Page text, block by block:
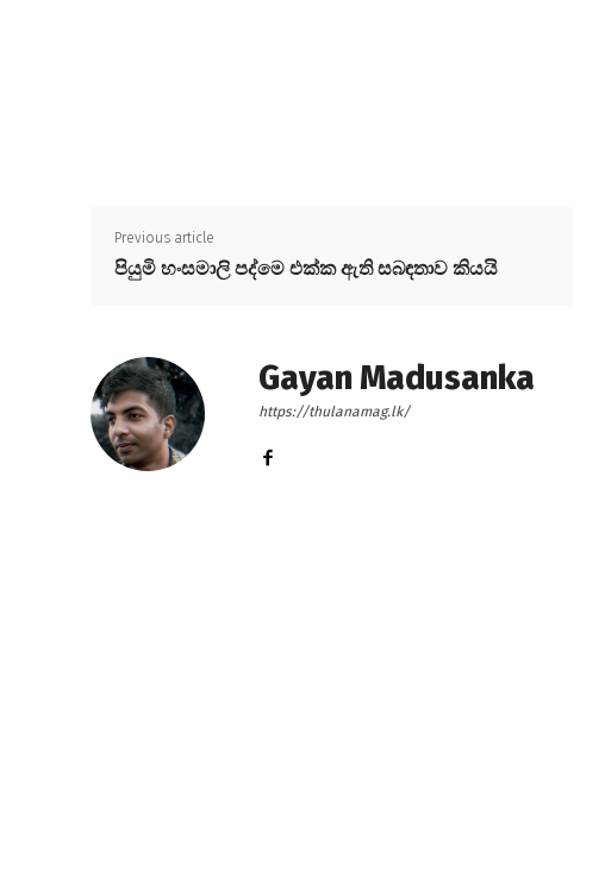
Previous article
පියුමි හංසමාලි පද්මෙ එක්ක ඇති සබඳතාව කියයි
Gayan Madusanka
https://thulanamag.lk/